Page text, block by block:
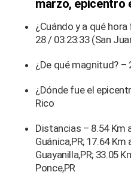
marzo, epicentro
¿Cuándo y a qué
28 / 03:23:33 (San
¿De qué magnitud? –
¿Dónde fue el
Rico
Distancias – 8.54 Km
Guánica,PR; 17.64
Guayanilla,PR; 33.05
Ponce,PR